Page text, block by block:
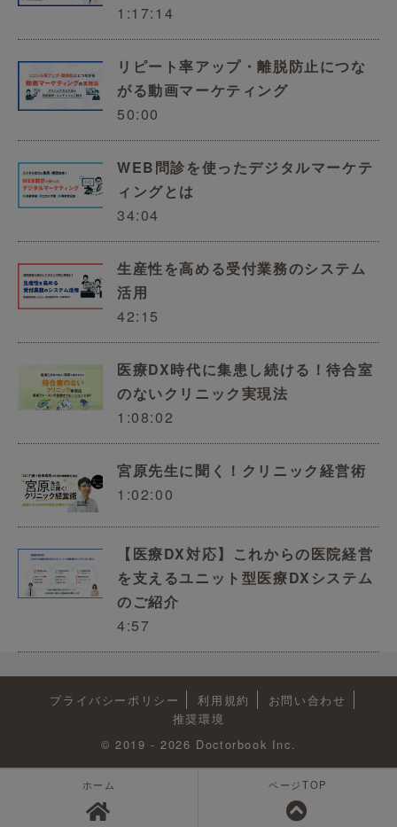
1:17:14
リピート率アップ・離脱防止につな
がる動画マーケティング
50:00
WEB問診を使ったデジタルマーケテ
ィングとは
34:04
生産性を高める受付業務のシステム
活用
42:15
医療DX時代に集患し続ける！待合室
のないクリニック実現法
1:08:02
宮原先生に聞く！クリニック経営術
1:02:00
【医療DX対応】これからの医院経営
を支えるユニット型医療DXシステム
のご紹介
4:57
プライバシーポリシー 利用規約
お問い合わせ
推奨環境
© 2019 - 2026 Doctorbook Inc.
ホーム ページTOP